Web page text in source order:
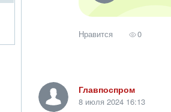
Нравится 0
Главпоспром
8 июля 2024 16:13